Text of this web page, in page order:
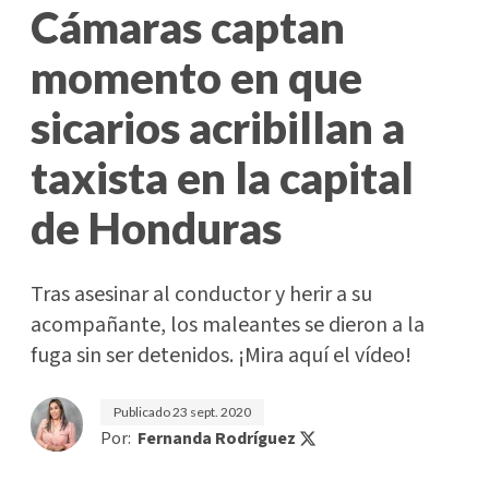
Cámaras captan
momento en que
sicarios acribillan a
taxista en la capital
de Honduras
Tras asesinar al conductor y herir a su
acompañante, los maleantes se dieron a la
fuga sin ser detenidos. ¡Mira aquí el vídeo!
Publicado23 sept. 2020
Por: Fernanda Rodríguez